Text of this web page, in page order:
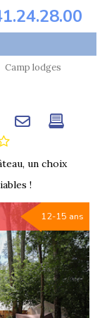
Camp lodges
un choix
!
12-15 ans